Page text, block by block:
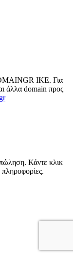
ΙΚΕ. Για
άλλα domain προς
Κάντε κλικ